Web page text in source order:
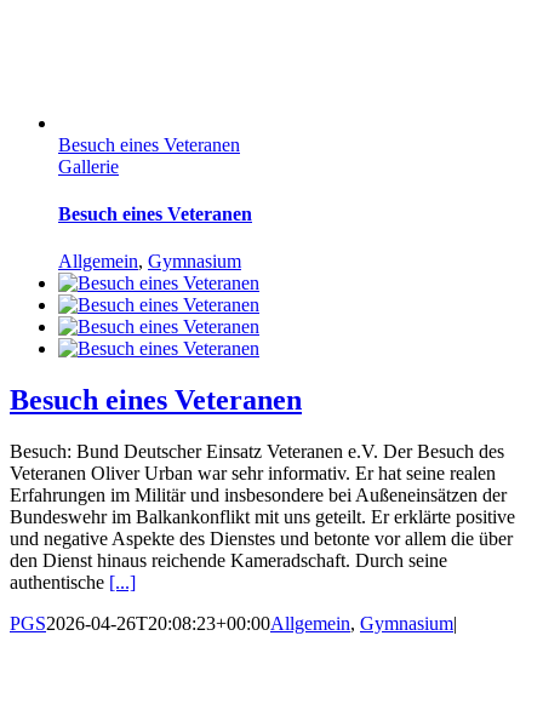
Besuch eines Veteranen
Gallerie
Besuch eines Veteranen
Allgemein, Gymnasium
Besuch eines Veteranen
Besuch: Bund Deutscher Einsatz Veteranen e.V. Der Besuch des
Veteranen Oliver Urban war sehr informativ. Er hat seine realen
Erfahrungen im Militär und insbesondere bei Außeneinsätzen der
Bundeswehr im Balkankonflikt mit uns geteilt. Er erklärte positive
und negative Aspekte des Dienstes und betonte vor allem die über
den Dienst hinaus reichende Kameradschaft. Durch seine
authentische [...]
PGS2026-04-26T20:08:23+00:00Allgemein, Gymnasium|